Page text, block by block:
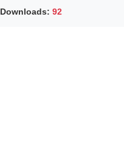
Downloads: 92